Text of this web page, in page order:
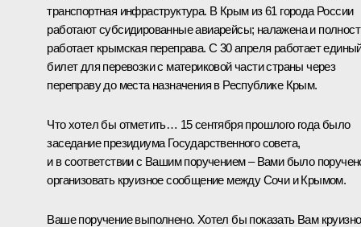
транспортная инфраструктура. В Крым из 61 города России
работают субсидированные авиарейсы; налажена и
работает крымская переправа. С 30 апреля работает
билет для перевозки с материковой части страны через
переправу до места назначения в Республике Крым.
Что хотел бы отметить… 15 сентября прошлого года было
заседание президиума Государственного совета,
и в соответствии с Вашим поручением – Вами было
организовать круизное сообщение между Сочи и Крымом.
Ваше поручение выполнено. Хотел бы показать Вам